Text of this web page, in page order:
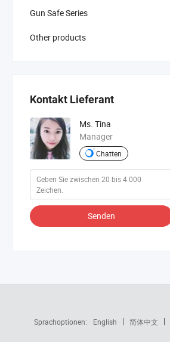
Gun Safe Series
Other products
Kontakt Lieferant
Ms. Tina
Manager
Chatten
Senden
Sprachoptionen:
English 简体中文